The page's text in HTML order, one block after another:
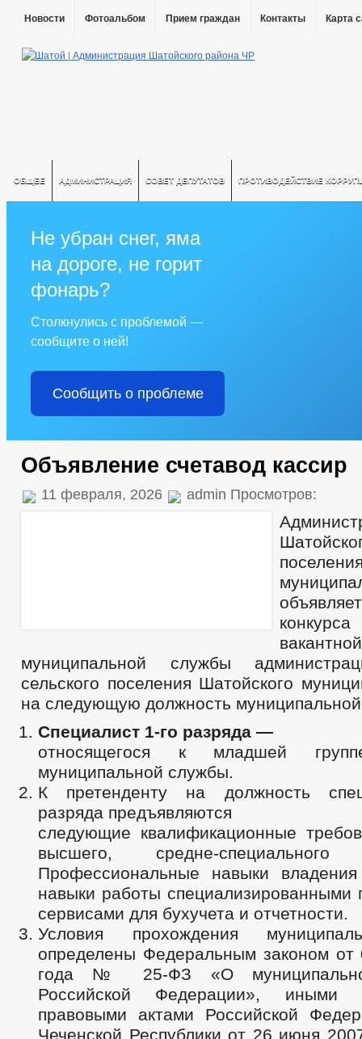
Новости Фотоальбом Прием граждан Контакты Карта
ОБЩЕЕ АДМИНИСТРАЦИЯ СОВЕТ ДЕПУТАТОВ ПРОТИВОДЕЙСТВИЕ
Не убран снег, яма
на дороге, не горит
фонарь?
Столкнулись с проблемой —
сообщите о ней!
Сообщить о проблеме
Объявление счетавод кассир
11 февраля, 2026 admin Просмотров:
муниципальной службы
сельского поселения Шатойского
на следующую должность
Специалист 1-го разряда —
относящегося к младшей
муниципальной службы.
К претенденту на должность
разряда предъявляются
следующие квалификационные
высшего, средне-специального
Профессиональные навыки
навыки работы специализированными
сервисами для бухучета и отчетности.
Условия прохождения
определены Федеральным законом от
года № 25-ФЗ «О
Российской Федерации», иными
правовыми актами Российской
Чеченской Республики от 26 июня